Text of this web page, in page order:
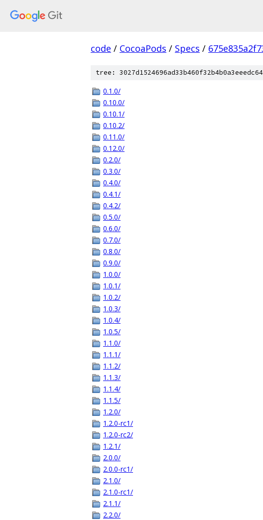
code / CocoaPods / Specs /
tree:
0.1.0/
0.10.0/
0.10.1/
0.10.2/
0.11.0/
0.12.0/
0.2.0/
0.3.0/
0.4.0/
0.4.1/
0.4.2/
0.5.0/
0.6.0/
0.7.0/
0.8.0/
0.9.0/
1.0.0/
1.0.1/
1.0.2/
1.0.3/
1.0.4/
1.0.5/
1.1.0/
1.1.1/
1.1.2/
1.1.3/
1.1.4/
1.1.5/
1.2.0/
1.2.0-rc1/
1.2.0-rc2/
1.2.1/
2.0.0/
2.0.0-rc1/
2.1.0/
2.1.0-rc1/
2.1.1/
2.2.0/